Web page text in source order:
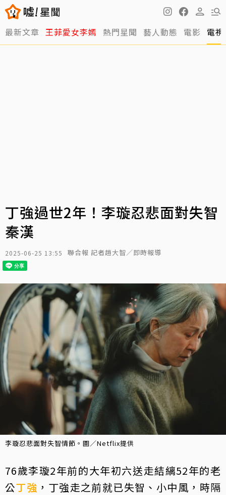
最新文章 王菲愛女李嫣 熱門星聞 藝人動態 電影 電視
丁強過世2年！李璇忍悲面對失智
秦漢
2025-06-25 13:55 聯合報 記者趙大智／即時報導
李璇忍悲面對失智情節。圖／Netflix提供
76歲李璇2年前的大年初六送走結縭52年的老
公丁強 ，丁強走之前就已失智、小中風，時隔